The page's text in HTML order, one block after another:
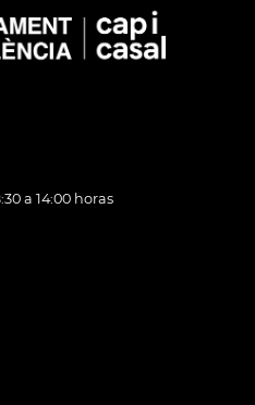
a 14:00 horas